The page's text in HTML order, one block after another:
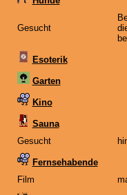
Gesucht
Esoterik
Garten
Kino
Sauna
Gesucht
Fernsehabende
Film